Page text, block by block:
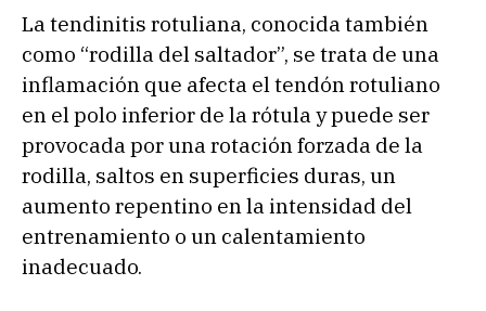
La tendinitis rotuliana, conocida también
como “rodilla del saltador”, se trata de una
inflamación que afecta el tendón rotuliano
en el polo inferior de la rótula y puede ser
provocada por una rotación forzada de la
rodilla, saltos en superficies duras, un
aumento repentino en la intensidad del
entrenamiento o un calentamiento
inadecuado.